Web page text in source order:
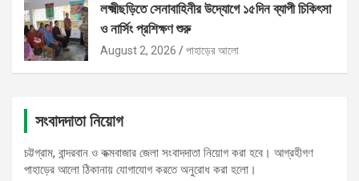
লক্ষ্মীছড়িতে সেনাবাহিনীর উদ্যোগে ১৫দিন ব্যাপী চিকিৎসা
ও নার্সিং প্রশিক্ষণ শুরু
August 2, 2026 পাহাড়ের আলো
সংবাদদাতা নিয়োগ
চট্টগ্রাম, বান্দরবান ও কক্মবাজার জেলা সংবাদদাতা নিয়োগ করা হবে। আগ্রহীগণ
পাহাড়ের আলো ঠিকানায় যোগাযোগ করতে অনুরোধ করা হলো।